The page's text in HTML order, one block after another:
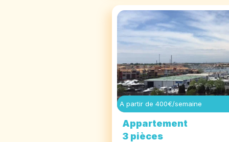
A partir de 400€/semaine
Appartement
3 pièces